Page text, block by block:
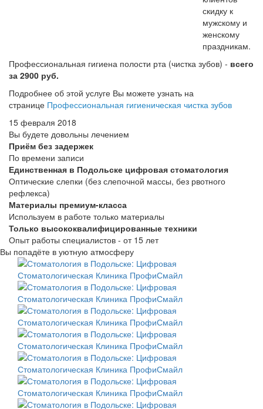
скидку к
мужскому и
женскому
праздникам.
Профессиональная гигиена полости рта (чистка зубов) - всего
за 2900 руб.
Подробнее об этой услуге Вы можете узнать на
странице Профессиональная гигиеническая чистка зубов
15 февраля 2018
Вы будете довольны лечением
Приём без задержек
По времени записи
Единственная в Подольске цифровая стоматология
Оптические слепки (без слепочной массы, без рвотного
рефлекса)
Материалы премиум-класса
Используем в работе только материалы
Только высококвалифицированные техники
Опыт работы специалистов - от 15 лет
Вы попадёте в уютную атмосферу